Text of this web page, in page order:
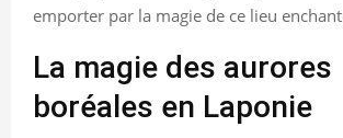
emporter par la magie de ce lieu
La magie des aurores
boréales en Laponie